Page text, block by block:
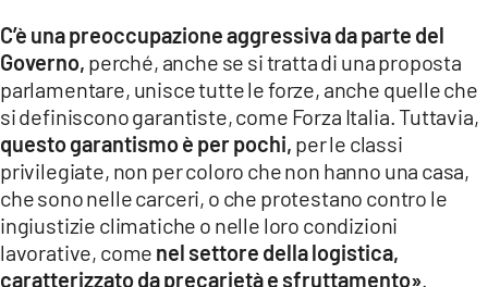
C’è una preoccupazione aggressiva da parte del
Governo, perché, anche se si tratta di una proposta
parlamentare, unisce tutte le forze, anche quelle che
si definiscono garantiste, come Forza Italia. Tuttavia,
questo garantismo è per pochi, per le classi
privilegiate, non per coloro che non hanno una casa,
che sono nelle carceri, o che protestano contro le
ingiustizie climatiche o nelle loro condizioni
lavorative, come nel settore della logistica,
caratterizzato da precarietà e sfruttamento»